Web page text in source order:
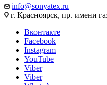
info@sonyatex.ru
г. Красноярск, пр. имени
Вконтакте
Facebook
Instagram
YouTube
Viber
Viber